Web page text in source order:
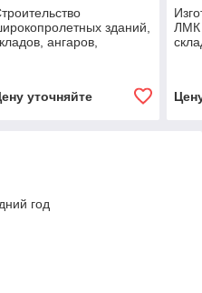
зданий,
ангаров,
уточняйте
ЛМК
год